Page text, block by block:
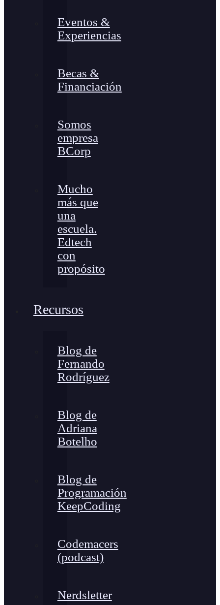
Eventos &
Experiencias
Becas &
Financiación
Somos
empresa
BCorp
Mucho
más que
una
escuela.
Edtech
con
propósito
Recursos
Blog de
Fernando
Rodríguez
Blog de
Adriana
Botelho
Blog de
Programación
KeepCoding
Codemacers
(podcast)
Nerdsletter